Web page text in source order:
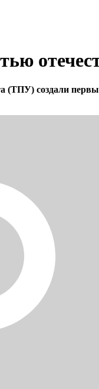
(ТПУ) создали